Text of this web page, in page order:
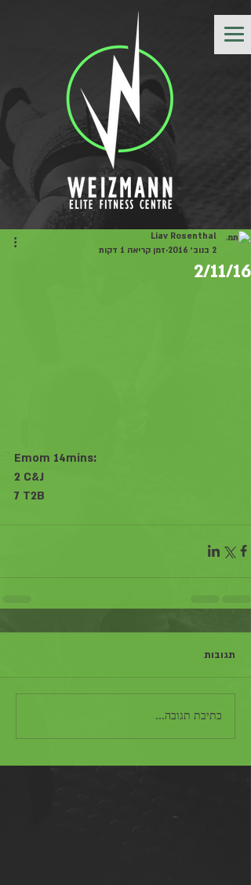
2/11/16
Liav Rosenthal
2 בנוב׳ 2016
זמן קריאה 1 דקות
Emom 14mins:
2 C&J
7 T2B
תגובות
כתיבת תגובה...